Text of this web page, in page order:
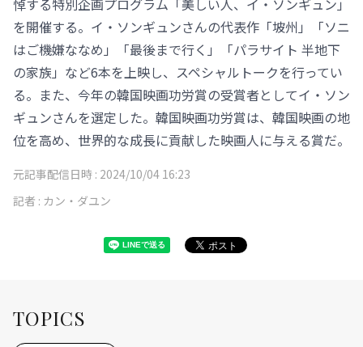
を開催する。イ・ソンギュンさんの代表作「坡州」「ソニ
はご機嫌ななめ」「最後まで行く」「パラサイト 半地下
の家族」など6本を上映し、スペシャルトークを行ってい
る。また、今年の韓国映画功労賞の受賞者としてイ・ソン
ギュンさんを選定した。韓国映画功労賞は、韓国映画の地
位を高め、世界的な成長に貢献した映画人に与える賞だ。
元記事配信日時 : 2024/10/04 16:23
記者 : カン・ダユン
TOPICS